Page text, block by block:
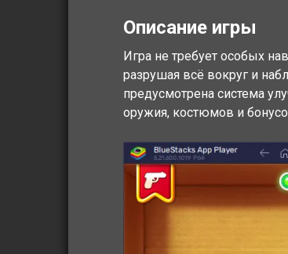
Описание игры
Игра не требует особых
разрушая всё вокруг и
предусмотрена система
оружия, костюмов и